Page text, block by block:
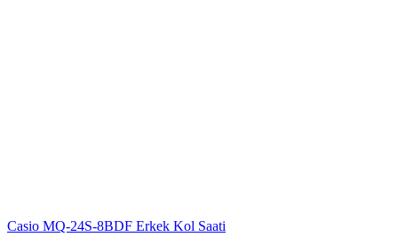
Casio MQ-24S-8BDF Erkek Kol Saati